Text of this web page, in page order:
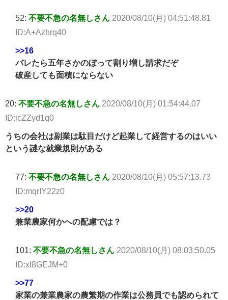
52: 不要不急の名無しさん 2020/08/10(月) 04:51:48.81
ID:A+Azhrq40
>>16
バレたら五年さかのぼって割り増し請求だぞ
破産しても面積にならない
20: 不要不急の名無しさん 2020/08/10(月) 01:54:44.07
ID:icZZyd1q0
うちの会社は副業は駄目だけど起業して経営するのはいい
という謎な就業規則がある
77: 不要不急の名無しさん 2020/08/10(月) 05:57:13.73
ID:mqrIY22z0
>>20
兼業農家何かへの配慮では？
101: 不要不急の名無しさん 2020/08/10(月) 08:03:50.05
ID:xl8GEJM+0
>>77
家業の兼業農家の農繁期の作業は公務員でも認められて